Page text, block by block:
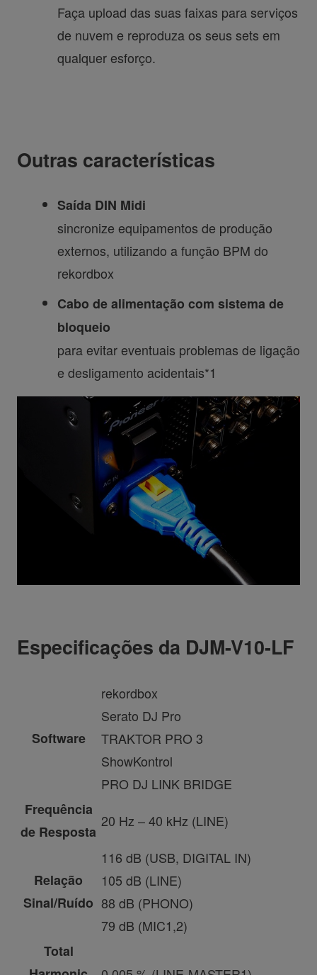
Faça upload das suas faixas para serviços
de nuvem e reproduza os seus sets em
qualquer esforço.
Outras características
Saída DIN Midi
sincronize equipamentos de produção
externos, utilizando a função BPM do
rekordbox
Cabo de alimentação com sistema de
bloqueio
para evitar eventuais problemas de ligação
e desligamento acidentais*1
Especificações da DJM-V10-LF
Software
rekordbox
Serato DJ Pro
TRAKTOR PRO 3
ShowKontrol
PRO DJ LINK BRIDGE
Frequência
de Resposta
20 Hz – 40 kHz (LINE)
Relação
Sinal/Ruído
116 dB (USB, DIGITAL IN)
105 dB (LINE)
88 dB (PHONO)
79 dB (MIC1,2)
Total